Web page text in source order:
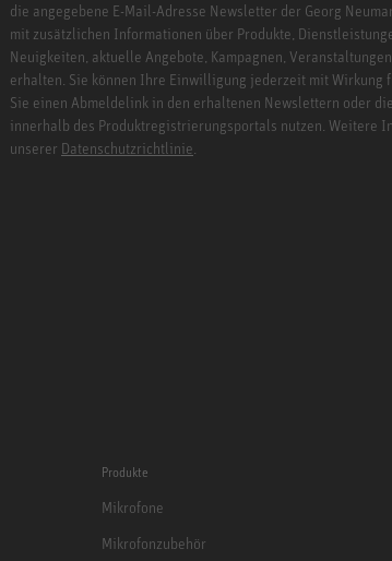
die angegebene E-Mail-Adresse Newsletter der Georg
mit zusätzlichen Informationen über Produkte,
Neuigkeiten, aktuelle Angebote, Kampagnen,
erhalten. Sie können Ihre Einwilligung jederzeit mit Wirkung
Sie einen Abmeldelink in den erhaltenen Newslettern oder
innerhalb des Produktregistrierungsportals nutzen. Weitere
unserer Datenschutzrichtlinie
Produkte
Mikrofone
Mikrofonzubehör